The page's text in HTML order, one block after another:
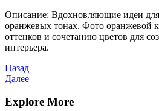
Описание: Вдохновляющие идеи
оранжевых тонах. Фото оранжевой
оттенков и сочетанию цветов для
интерьера.
Навигация
по
записям
Предыдущая
запись
Назад
Следующая
Далее
Explore More